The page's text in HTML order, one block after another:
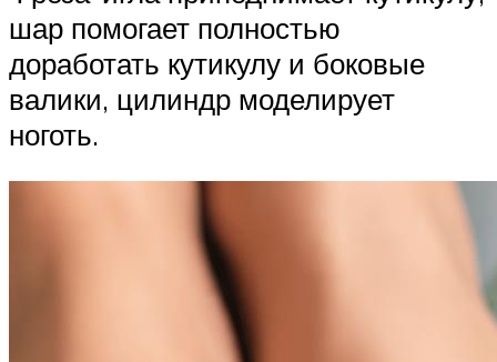
шар помогает полностью
доработать кутикулу и боковые
валики, цилиндр моделирует
ноготь.